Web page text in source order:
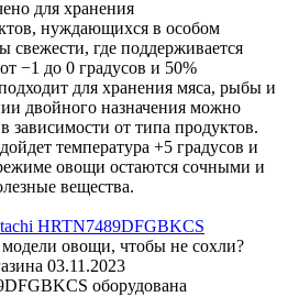
для хранения
нуждающихся в особом
свежести, где поддерживается
−1 до 0 градусов и 50%
для хранения мяса, рыбы и
двойного назначения можно
зависимости от типа продуктов.
температура +5 градусов и
овощи остаются сочными и
вещества.
HRTN7489DFGBKCS
овощи, чтобы не сохли?
03.11.2023
оборудована